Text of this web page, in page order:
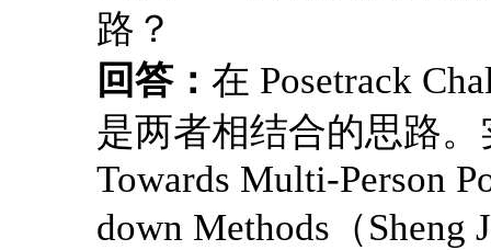
路？
回答： 在 Posetrack
是两者相结合的思路
Towards Multi-Person
down Methods（Sheng